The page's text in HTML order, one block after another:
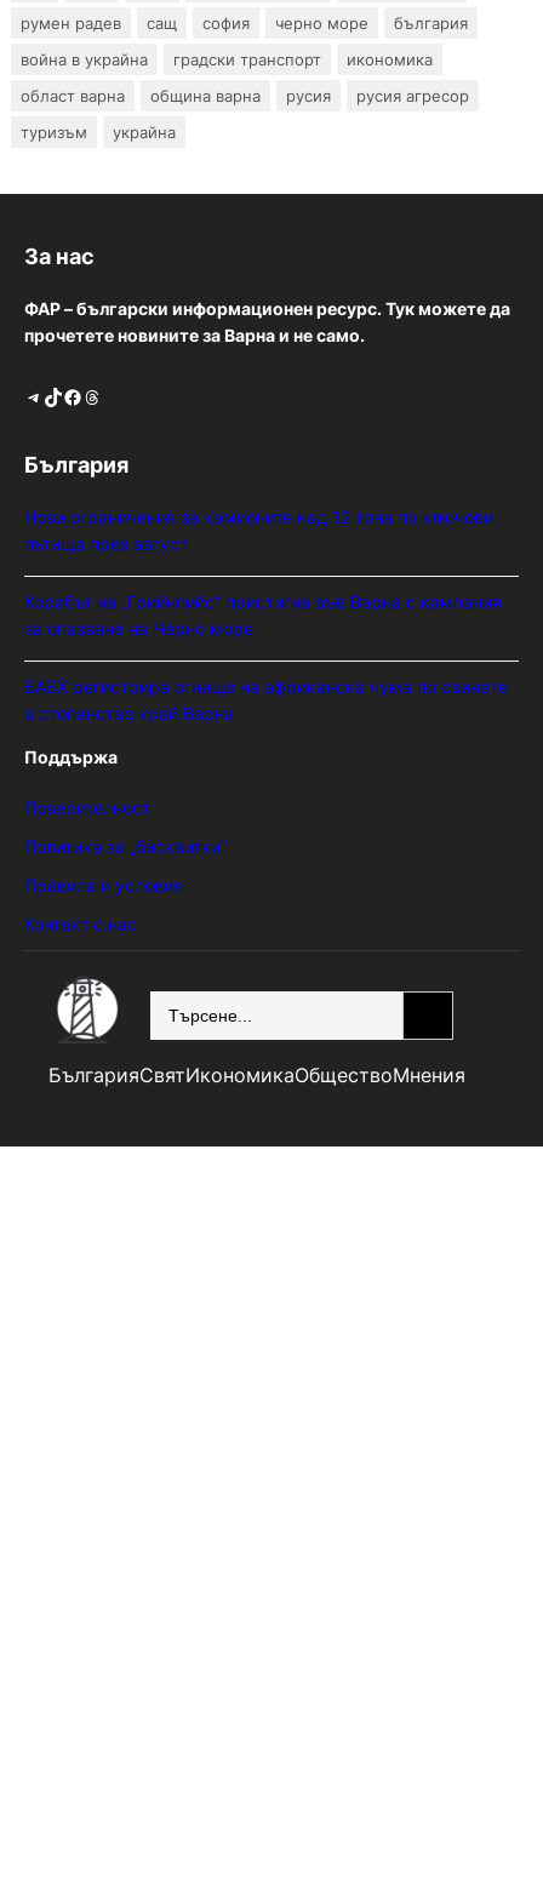
румен радев
сащ софия черно море
българия
война в украйна
градски транспорт
икономика
област варна
община варна русия
русия агресор
туризъм
украйна
За нас
ФАР – български информационен ресурс. Тук можете да
прочетете новините за Варна и не само.
Telegram TikTok Facebook Threads
България
Нови ограничения за камионите над 12 тона по ключови
пътища през август
Корабът на „Грийнпийс“ пристигна във Варна с кампания
за опазване на Черно море
БАБХ регистрира огнище на африканска чума по свинете
в стопанство край Варна
Поддържа
Поверителност
Политика за „бисквитки“
Правила и условия
Контакт с нас
БългарияСвятИкономикаОбществоМнения